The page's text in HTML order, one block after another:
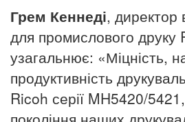
Грем Кеннеді, директор
для промислового друку
узагальнює: «Міцність,
продуктивність
Ricoh серії MH5420/5421,